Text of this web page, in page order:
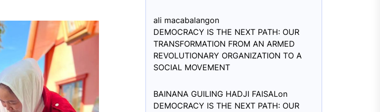
ali macabalangon
DEMOCRACY IS THE NEXT PATH: OUR
TRANSFORMATION FROM AN ARMED
REVOLUTIONARY ORGANIZATION TO A
SOCIAL MOVEMENT
BAINANA GUILING HADJI FAISALon
DEMOCRACY IS THE NEXT PATH: OUR